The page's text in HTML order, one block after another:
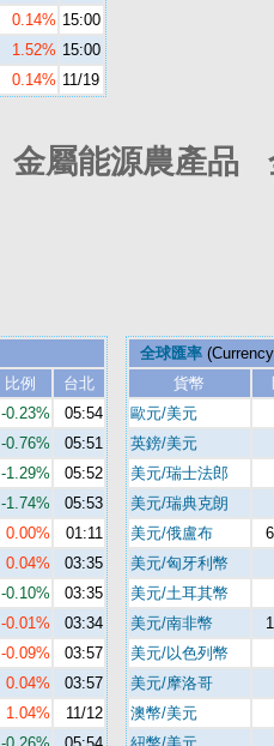
0.14% 15:00
1.52% 15:00
0.14% 11/19
金屬能源農產品
比例
台北
-0.23%
05:54
-0.76%
05:51
-1.29%
05:52
-1.74%
05:53
0.00%
01:11
0.04%
03:35
-0.10%
03:35
-0.01%
03:34
-0.09%
03:57
0.04%
03:57
1.04%
11/12
全球匯率
貨幣
歐元/美元
英鎊/美元
美元/瑞士法郎
美元/瑞典克朗
美元/俄盧布
美元/匈牙利幣
美元/土耳其幣
美元/南非幣
美元/以色列幣
美元/摩洛哥
澳幣/美元